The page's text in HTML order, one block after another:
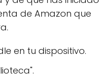
de Amazon que
en tu dispositivo.